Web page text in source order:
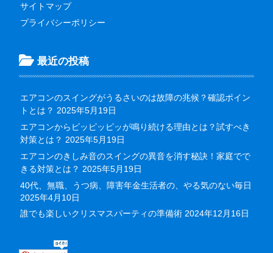
サイトマップ
プライバシーポリシー
最近の投稿
エアコンのスイングがうるさいのは故障の兆候？確認ポイン
トとは？ 2025年5月19日
エアコンからピッピッピッが鳴り続ける理由とは？試すべき
対策とは？ 2025年5月19日
エアコンのきしみ音のスイングの異音を消す秘訣！家庭でで
きる対策とは？ 2025年5月19日
40代、無職、うつ病、障害年金生活者の、やる気のない毎日
2025年4月10日
誰でも楽しいクリスマスパーティの準備術 2024年12月16日